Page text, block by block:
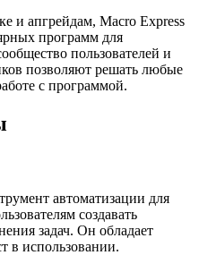
и апгрейдам, Macro Express
программ для
пользователей и
позволяют решать любые
с программой.
автоматизации для
создавать
задач. Он обладает
в использовании.